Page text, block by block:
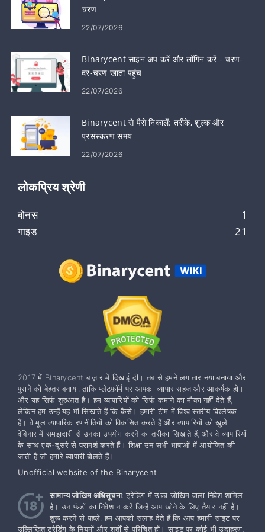
चरण
22/07/2026
Binarycent साइन अप करें और लॉगिन करें - चरण-
दर-चरण खाता पहुंच
22/07/2026
Binarycent से पैसे निकालें: तरीके, शुल्क और
प्रसंस्करण समय
22/07/2026
लोकप्रिय श्रेणी
बोनस
1
गाइड
21
2017 में Binarycent बाज़ार में दिखाई दी। तब से हमने लगातार नया बनाया और
पुराने को बेहतर बनाया, ताकि प्लेटफ़ॉर्म पर आपका व्यापार सहज और आकर्षक हो।
और यह सिर्फ शुरुआत है। हम व्यापारियों को सिर्फ कमाने का मौका नहीं देते हैं,
लेकिन हम उन्हें यह भी सिखाते हैं कि कैसे। हमारी टीम में विश्व स्तरीय विश्लेषक
हैं। वे मूल व्यापारिक रणनीतियों को विकसित करते हैं और व्यापारियों को खुले
वेबिनार में समझदारी से उनका उपयोग करने का तरीका सिखाते हैं, और वे व्यापारियों
के साथ एक-दूसरे से परामर्श करते हैं। शिक्षा उन सभी भाषाओं में आयोजित की
जाती है जो हमारे व्यापारी बोलते हैं।
Unofficial website of the Binarycent
सामान्य जोखिम अधिसूचना: ट्रेडिंग में उच्च जोखिम वाला निवेश शामिल
है। उन फंडों का निवेश न करें जिन्हें आप खोने के लिए तैयार नहीं हैं।
शुरू करने से पहले, हम आपको सलाह देते हैं कि आप हमारी साइट पर
उल्लिखित ट्रेडिंग के नियमों और शर्तों से परिचित हों। साइट पर कोई भी उदाहरण,